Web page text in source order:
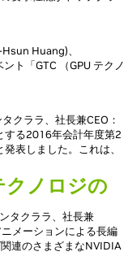
Huang)、
ト「GTC （GPU テクノ
クララ、社長兼CEO：
る2016年会計年度第2
表しました。これは、
クノロジの
タクララ、社長兼
メーションによる長編
連のさまざまなNVIDIA